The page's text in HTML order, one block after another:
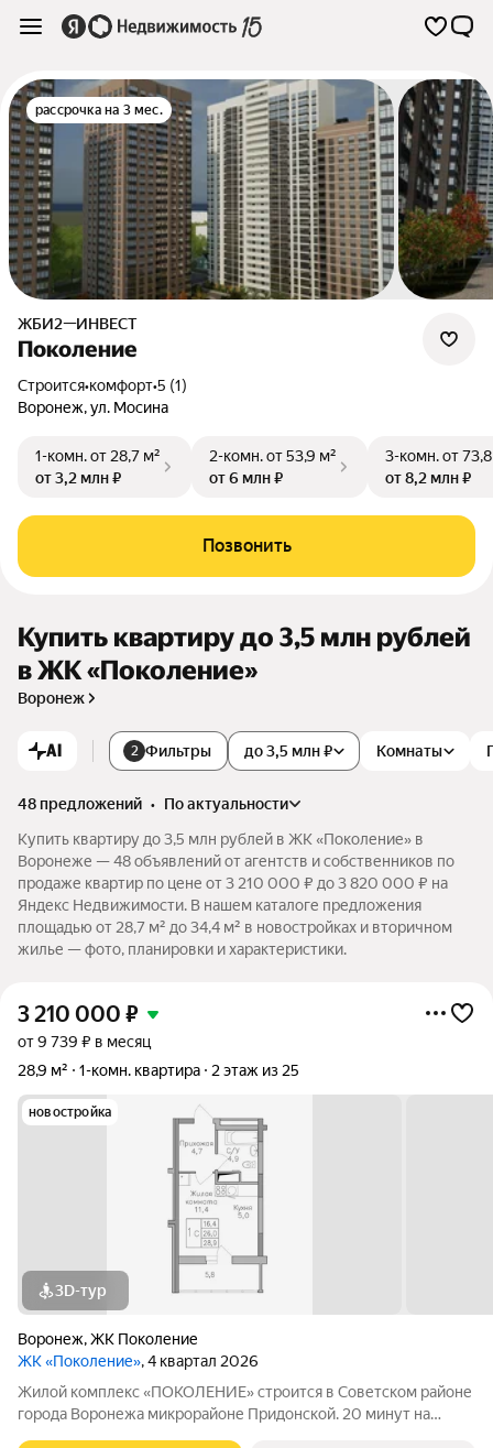
рассрочка на 3 мес.
ЖБИ2—ИНВЕСТ
Поколение
Строится•комфорт•5 (1)
Воронеж,ул. Мосина
1-комн.от 28,7 м²
от 3,2 млн ₽
2-комн.от 53,9 м²
от 6 млн ₽
3-комн.от
от 8,2 млн ₽
Позвонить
Купить квартиру до 3,5 млн рублей
в ЖК «Поколение»
Воронеж
AI 2 Фильтры Комнаты
до 3,5 млн ₽
48 предложений •
по актуальности
Купить квартиру до 3,5 млн рублей в ЖК «Поколение» в
Воронеже — 48 объявлений от агентств и собственников по
продаже квартир по цене от 3 210 000 ₽ до 3 820 000 ₽ на
Яндекс Недвижимости. В нашем каталоге предложения
площадью от 28,7 м² до 34,4 м² в новостройках и вторичном
жилье — фото, планировки и характеристики.
3 210 000 ₽
от 9 739 ₽ в месяц
28,9 м²
1-комн. квартира 2 этаж из 25
новостройка
3D-тур
Воронеж,ЖК Поколение
ЖК «Поколение», 4 квартал 2026
Жилой комплекс «ПОКОЛЕНИЕ» строится в Советском районе
города Воронежа микрорайоне Придонской. 20 минут на